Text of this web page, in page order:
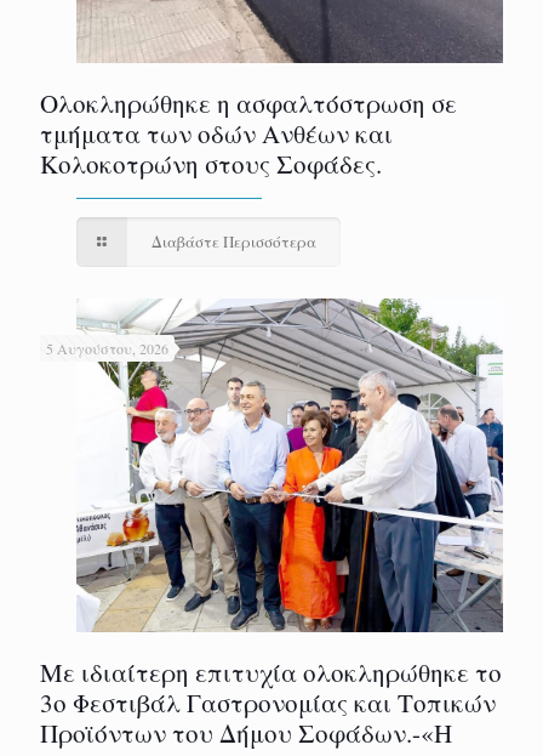
Ολοκληρώθηκε η ασφαλτόστρωση σε
τμήματα των οδών Ανθέων και
Κολοκοτρώνη στους Σοφάδες.
Διαβάστε Περισσότερα
5 Αυγούστου, 2026
Με ιδιαίτερη επιτυχία ολοκληρώθηκε το
3ο Φεστιβάλ Γαστρονομίας και Τοπικών
Προϊόντων του Δήμου Σοφάδων.-«Η